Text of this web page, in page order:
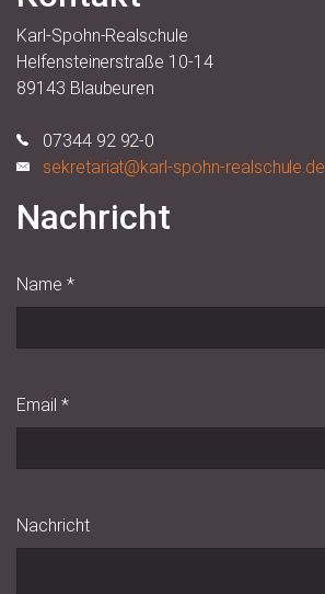
Karl-Spohn-Realschule
Helfensteinerstraße 10-14
89143 Blaubeuren
07344 92 92-0
sekretariat@karl-spohn-realschule.de
Nachricht
Name *
Email *
Nachricht